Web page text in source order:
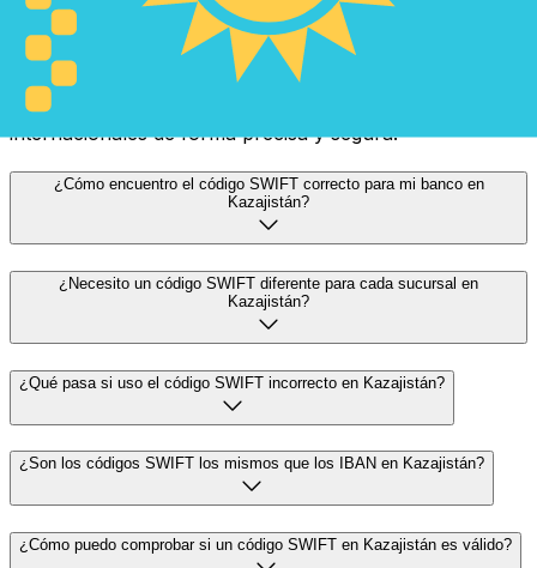
Un código SWIFT —también conocido como BIC
(Código de Identificación Bancaria)— es un estándar
internacional para identificar bancos e instituciones
financieras. Necesitarás el código SWIFT correcto en
Kazajistán para enviar o recibir transferencias bancarias
internacionales de forma precisa y segura.
¿Cómo encuentro el código SWIFT correcto para mi banco en
Kazajistán?
¿Necesito un código SWIFT diferente para cada sucursal en
Kazajistán?
¿Qué pasa si uso el código SWIFT incorrecto en Kazajistán?
¿Son los códigos SWIFT los mismos que los IBAN en Kazajistán?
¿Cómo puedo comprobar si un código SWIFT en Kazajistán es válido?